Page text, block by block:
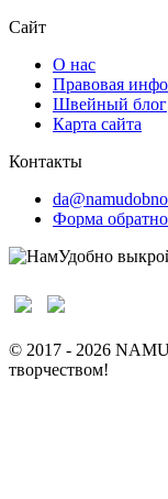
Сайт
О нас
Правовая
Швейный блог
Карта сайта
Контакты
Форма
© 2017 - 2026
творчеством!